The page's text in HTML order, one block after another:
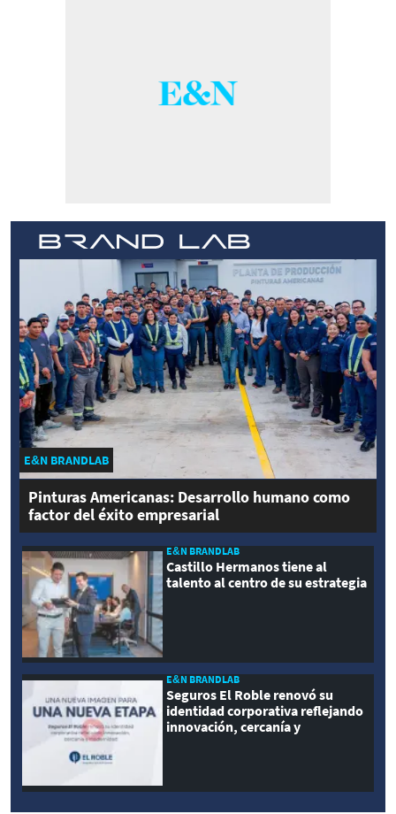
E&N BRANDLAB
Pinturas Americanas: Desarrollo humano como
factor del éxito empresarial
E&N BRANDLAB
Castillo Hermanos tiene al
talento al centro de su estrategia
E&N BRANDLAB
Seguros El Roble renovó su
identidad corporativa reflejando
innovación, cercanía y